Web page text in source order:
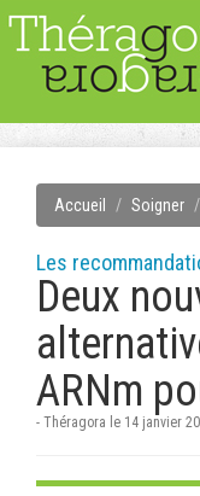
Accueil Soigner
Les
Deux
ARNm
- Théragora le 14 janvier